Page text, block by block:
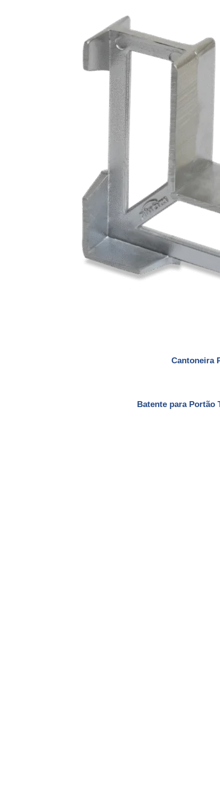
Cantoneira
Batente para Portão